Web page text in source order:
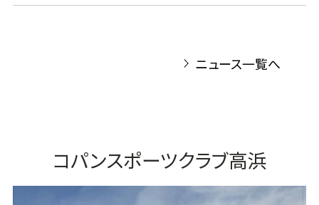
ニュース一覧へ
コパンスポーツクラブ高浜